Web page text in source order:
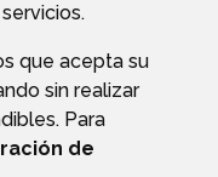
que acepta su
sin realizar
Para
de